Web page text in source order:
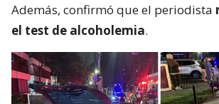
Además, confirmó que el periodista
el test de alcoholemia.